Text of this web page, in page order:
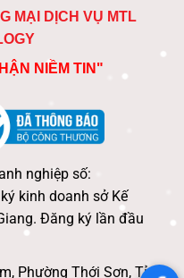
MẠI DỊCH VỤ MTL
NIỀM TIN"
nghiệp số:
kinh doanh sở Kế
Đăng ký lần đầu
Phường Thới Sơn, Tỉnh